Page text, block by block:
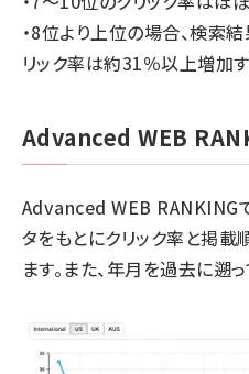
・8位より上位の場合、検索
リック率は約31％以上増加
Advanced WEB
Advanced WEB RANKING
タをもとにクリック率と掲
ます。また、年月を過去に遡